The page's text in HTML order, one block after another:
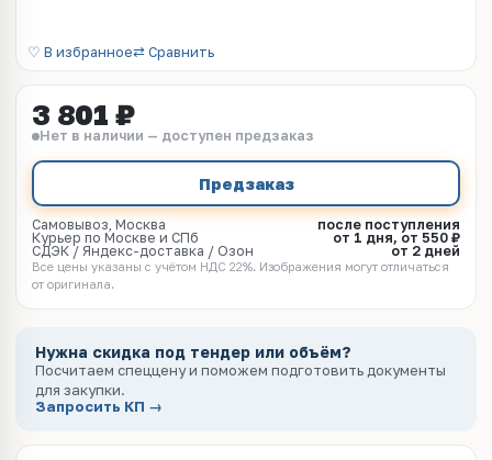
♡ В избранное⇄ Сравнить
3 801 ₽
Нет в наличии — доступен предзаказ
Предзаказ
Самовывоз, Москва
после поступления
Курьер по Москве и СПб
от 1 дня, от 550 ₽
СДЭК / Яндекс-доставка / Озон
от 2 дней
Все цены указаны с учётом НДС 22%. Изображения могут отличаться
от оригинала.
Нужна скидка под тендер или объём?
Посчитаем спеццену и поможем подготовить документы
для закупки.
Запросить КП →